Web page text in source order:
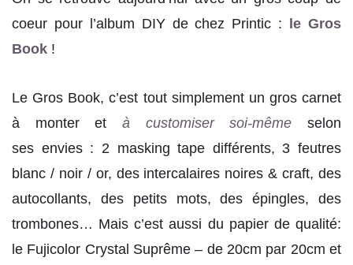
coeur pour l’album DIY de chez Printic :
le Gros
Book !
Le Gros Book, c’est tout simplement un gros carnet
à monter et à customiser soi-même selon
ses envies : 2 masking tape différents, 3 feutres
blanc / noir / or, des intercalaires noires & craft, des
autocollants, des petits mots, des épingles, des
trombones… Mais c’est aussi du papier de qualité:
le Fujicolor Crystal Suprême – de 20cm par 20cm et